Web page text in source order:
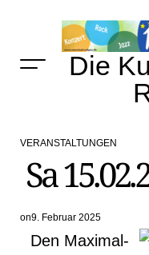
Die
POSTED
IN
VERANSTALTUNGEN
Sa
on9. Februar 2025
Den Maximal-